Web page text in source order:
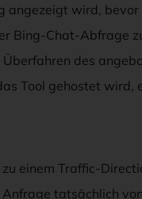
wird,
Bing-Chat-Abfrage
des
Tool gehostet wird,
einem Traffic-
tatsächlich